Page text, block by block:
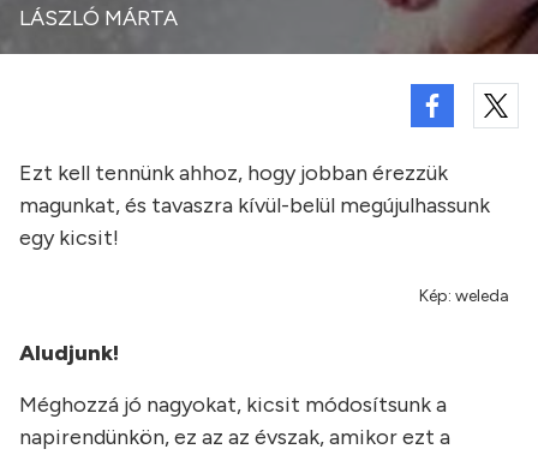
LÁSZLÓ MÁRTA
Ezt kell tennünk ahhoz, hogy jobban érezzük
magunkat, és tavaszra kívül-belül megújulhassunk
egy kicsit!
Kép: weleda
Aludjunk!
Méghozzá jó nagyokat, kicsit módosítsunk a
napirendünkön, ez az az évszak, amikor ezt a